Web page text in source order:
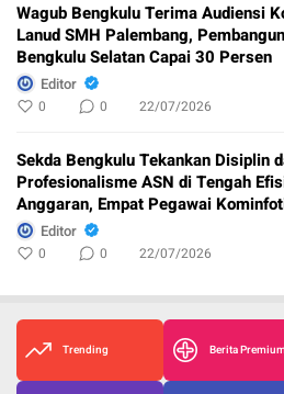
Wagub Bengkulu Terima Audiensi
Lanud SMH Palembang,
Bengkulu Selatan Capai 30 Persen
Editor
0 0 22/07/2026
Sekda Bengkulu Tekankan Disiplin
Profesionalisme ASN di Tengah
Anggaran, Empat Pegawai
Penghargaan
Editor
0 0 22/07/2026
Trending Berita